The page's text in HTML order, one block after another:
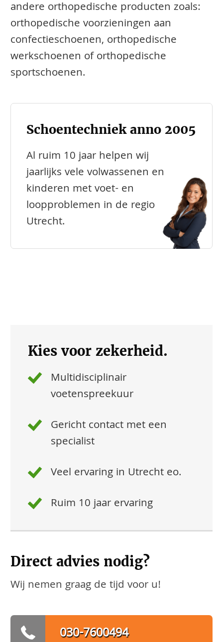
andere orthopedische producten zoals:
orthopedische voorzieningen aan
confectieschoenen, orthopedische
werkschoenen of orthopedische
sportschoenen.
Schoentechniek anno 2005
Al ruim 10 jaar helpen wij
jaarlijks vele volwassenen en
kinderen met voet- en
loopproblemen in de regio
Utrecht.
Kies voor zekerheid.
Multidisciplinair
voetenspreekuur
Gericht contact met een
specialist
Veel ervaring in Utrecht eo.
Ruim 10 jaar ervaring
Direct advies nodig?
Wij nemen graag de tijd voor u!
030-7600494